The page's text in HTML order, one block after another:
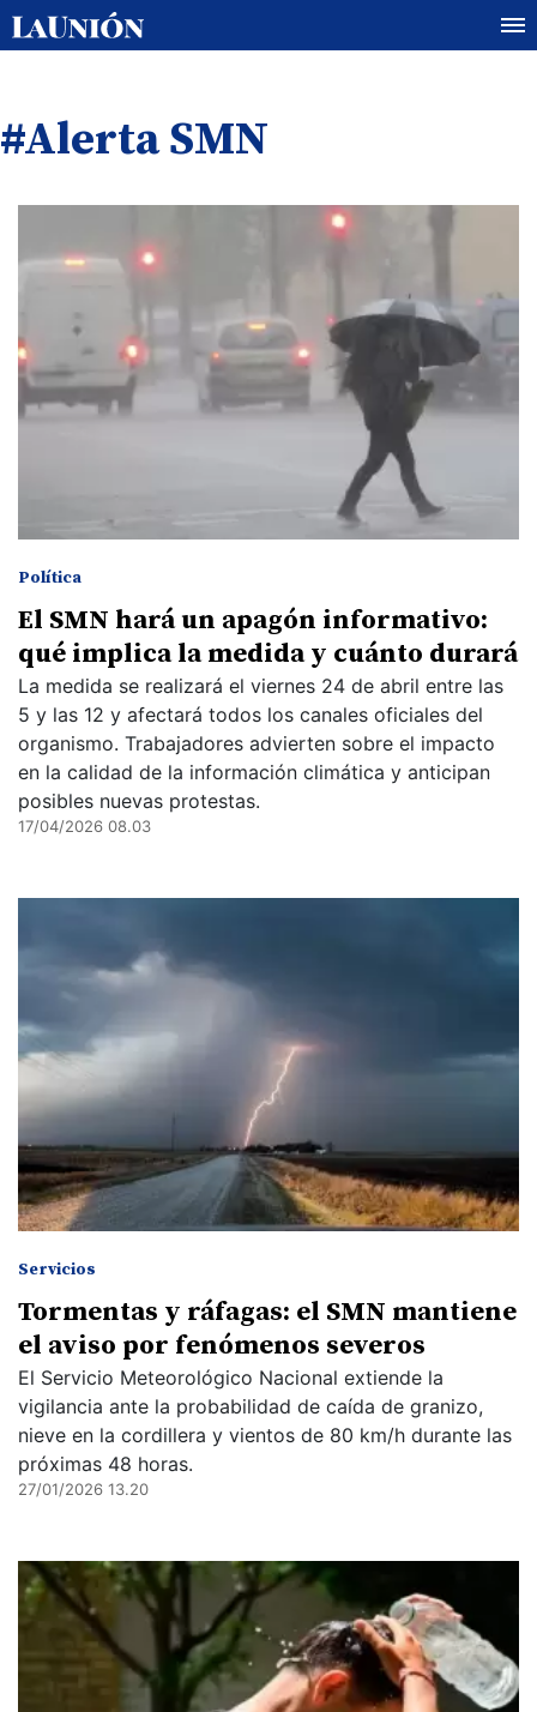
#Alerta SMN
Política
El SMN hará un apagón informativo:
qué implica la medida y cuánto durará
La medida se realizará el viernes 24 de abril entre las
5 y las 12 y afectará todos los canales oficiales del
organismo. Trabajadores advierten sobre el impacto
en la calidad de la información climática y anticipan
posibles nuevas protestas.
17/04/2026 08.03
Servicios
Tormentas y ráfagas: el SMN mantiene
el aviso por fenómenos severos
El Servicio Meteorológico Nacional extiende la
vigilancia ante la probabilidad de caída de granizo,
nieve en la cordillera y vientos de 80 km/h durante las
próximas 48 horas.
27/01/2026 13.20